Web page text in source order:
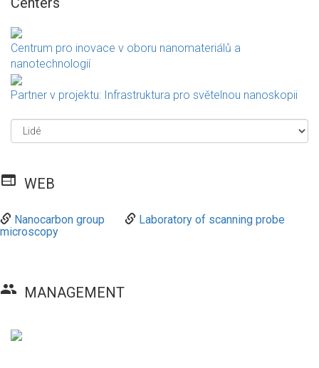
Centrum pro inovace v oboru nanomateriálů a
nanotechnologií
Partner v projektu: Infrastruktura pro světelnou nanoskopii
web WEB
Nanocarbon group
Laboratory of scanning probe
microscopy
group MANAGEMENT